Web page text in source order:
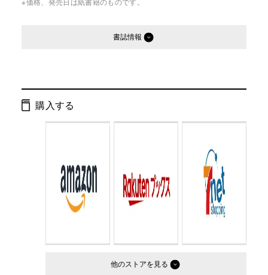
書誌情報
ISBN：
購入する
他のストア